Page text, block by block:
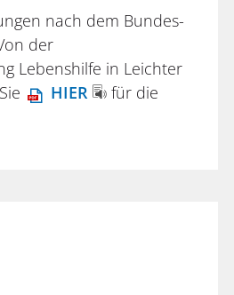
nach dem Bundes-
der
Lebenshilfe in Leichter
HIER
für die